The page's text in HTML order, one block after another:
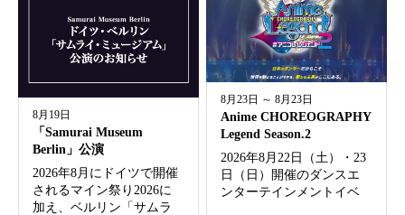
り開始時刻が早まる場合
があります。...
場には日本食や和文化関
連のブースが立ち並...
8月19日
「Samurai Museum
Berlin」公演
2026年8月にドイツで開催
されるマイン祭り2026に
加え、ベルリン「サムラ
8月23日 ～ 8月23日
Anime CHOREOGRAPHY
Legend Season.2
2026年8月22日（土）・23
日（日）開催のダンスエ
ンターテインメントイベ